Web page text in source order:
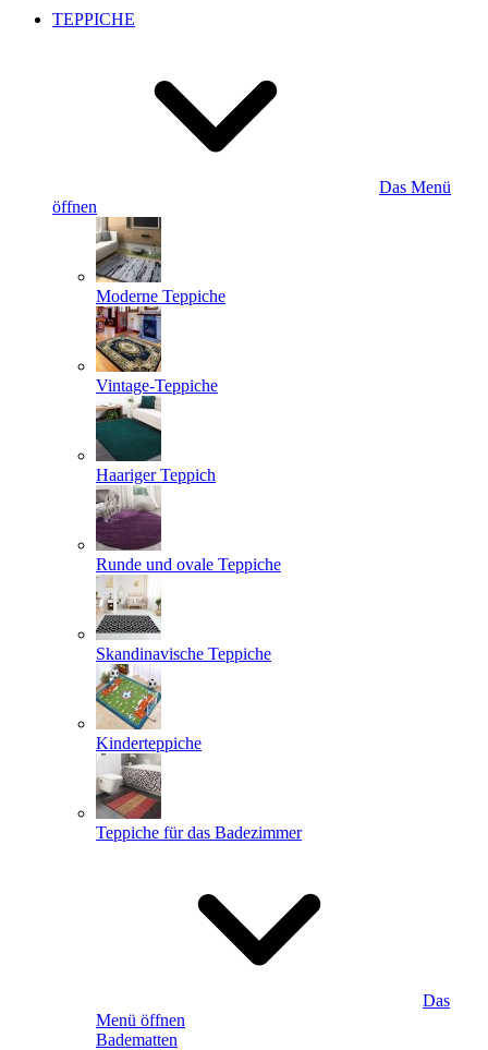
TEPPICHE
Das Menü
öffnen
Moderne Teppiche
Vintage-Teppiche
Haariger Teppich
Runde und ovale Teppiche
Skandinavische Teppiche
Kinderteppiche
Teppiche für das Badezimmer
Das
Menü öffnen
Badematten